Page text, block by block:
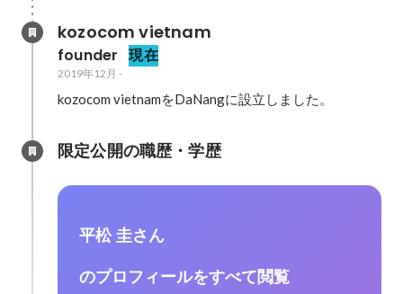
kozocom vietnam
founder 現在
2019年12月 -
kozocom vietnamをDaNangに設立しました。
限定公開の職歴・学歴
平松 圭さん
のプロフィールをすべて閲覧